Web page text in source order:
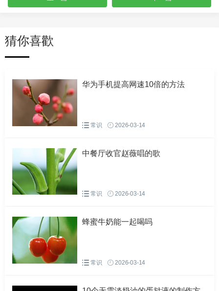
4、再用沾水布把粉末清理干净。
第三步，刷油漆
1、取油漆、刷子，开油漆盖。
3、刷漆的规则是从上到下，从左到右。
4、注意转角及隐藏处也要刷上漆。
把刷完一遍漆的木门放置四到五个小时，等油漆干透。
第五步，再打磨
猜你喜歡
华为手机提高网速10倍的方法
常识 2026-03-14
中餐厅收官赵薇唱的歌
常识 2026-03-14
蜂蜜牛奶能一起喝吗
常识 2026-03-14